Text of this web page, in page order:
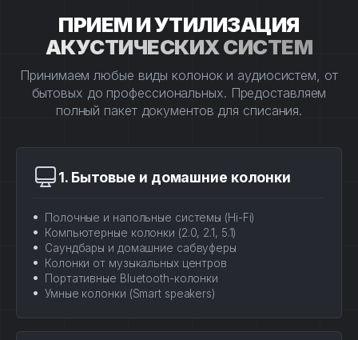
ПРИЕМ И УТИЛИЗАЦИЯ
АКУСТИЧЕСКИХ СИСТЕМ
Принимаем любые виды колонок и аудиосистем, от
бытовых до профессиональных. Предоставляем
полный пакет документов для списания.
1. Бытовые и домашние колонки
Полочные и напольные системы (Hi-Fi)
Компьютерные колонки (2.0, 2.1, 5.1)
Саундбары и домашние сабвуферы
Колонки от музыкальных центров
Портативные Bluetooth-колонки
Умные колонки (Smart speakers)